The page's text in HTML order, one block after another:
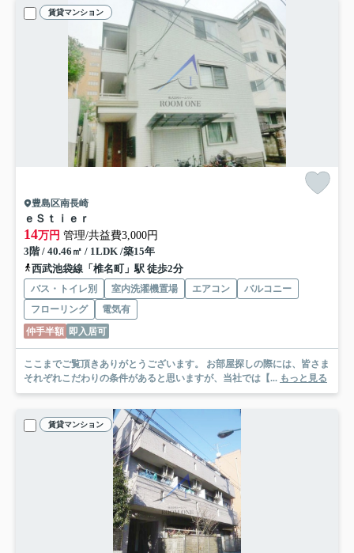
賃貸マンション
豊島区南長崎
ｅＳｔｉｅｒ
14万円 管理/共益費3,000円
3階 / 40.46㎡ / 1LDK /築15年
西武池袋線「椎名町」駅 徒歩2分
バス・トイレ別 室内洗濯機置場 エアコン
バルコニー
フローリング
電気有
仲手半額 即入居可
ここまでご覧頂きありがとうございます。 お部屋探しの際には、皆さま
それぞれこだわりの条件があると思いますが、当社では【... もっと見る
賃貸マンション